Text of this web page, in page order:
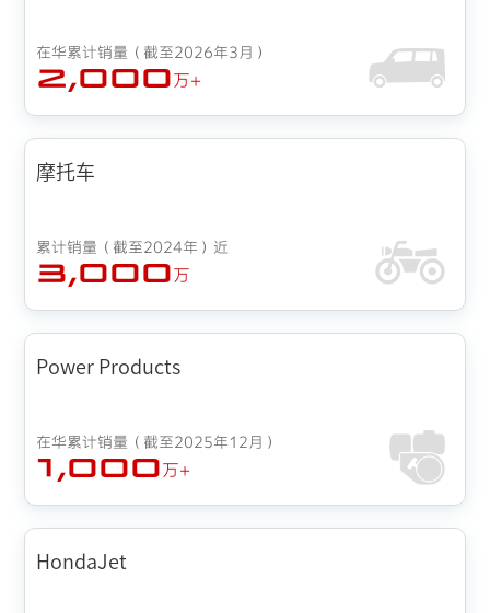
在华累计销量（截至2026年3月）
2,000万+
摩托车
累计销量（截至2024年）近
3,000万
Power Products
在华累计销量（截至2025年12月）
1,000万+
HondaJet